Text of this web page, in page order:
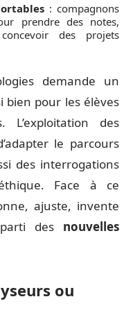
: compagnons
prendre des notes,
des projets
demande un
bien pour les élèves
des
le parcours
des interrogations
Face à ce
ajuste, invente
des nouvelles
ou